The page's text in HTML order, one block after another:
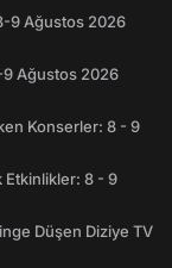
9 Ağustos 2026
9 Ağustos 2026
Konserler: 8 - 9
Etkinlikler: 8 - 9
Düşen Diziye TV